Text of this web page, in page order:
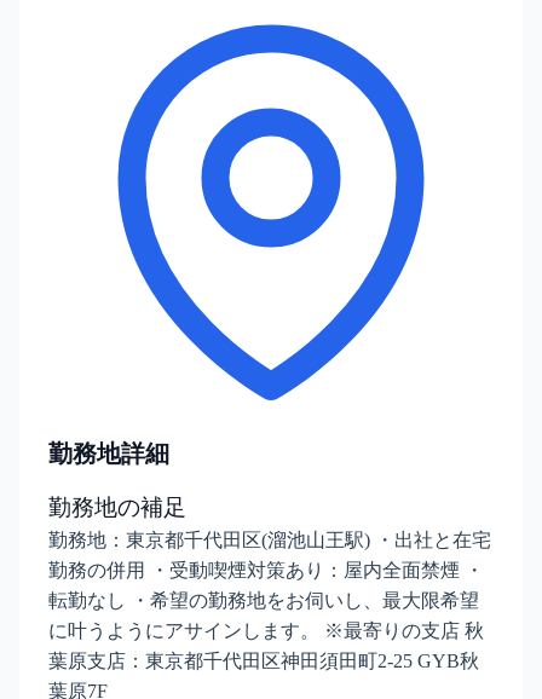
勤務地詳細
勤務地の補足
勤務地：東京都千代田区(溜池山王駅) ・出社と在宅
勤務の併用 ・受動喫煙対策あり：屋内全面禁煙 ・
転勤なし ・希望の勤務地をお伺いし、最大限希望
に叶うようにアサインします。 ※最寄りの支店 秋
葉原支店：東京都千代田区神田須田町2-25 GYB秋
葉原7F